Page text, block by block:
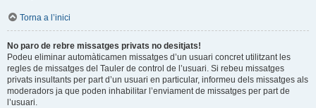
Torna a l’inici
No paro de rebre missatges privats no desitjats!
Podeu eliminar automàticamen missatges d’un usuari concret utilitzant les
regles de missatges del Tauler de control de l’usuari. Si rebeu missatges
privats insultants per part d’un usuari en particular, informeu dels missatges als
moderadors ja que poden inhabilitar l’enviament de missatges per part de
l’usuari.